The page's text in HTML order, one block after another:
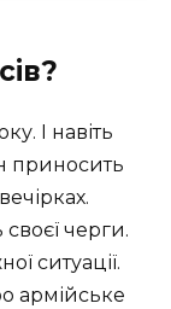
І навіть
приносить
своєї черги.
ситуації.
армійське